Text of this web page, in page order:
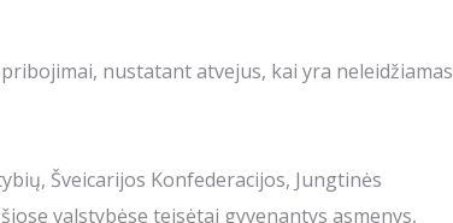
nustatant atvejus, kai yra neleidžiamas
Šveicarijos Konfederacijos, Jungtinės
valstybėse teisėtai gyvenantys asmenys,